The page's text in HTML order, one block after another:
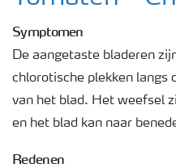
Symptomen
De aangetaste bladeren
chlorotische plekken langs
van het blad. Het weefsel
en het blad kan naar
Redenen